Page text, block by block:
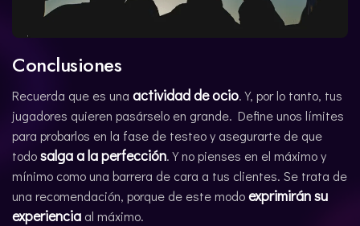
Conclusiones
Recuerda que es una actividad de ocio. Y, por lo tanto, tus
jugadores quieren pasárselo en grande. Define unos límites
para probarlos en la fase de testeo y asegurarte de que
todosalga a la perfección. Y no pienses en el máximo y
mínimo como una barrera de cara a tus clientes. Se trata de
una recomendación, porque de este modoexprimirán su
experiencia al máximo.